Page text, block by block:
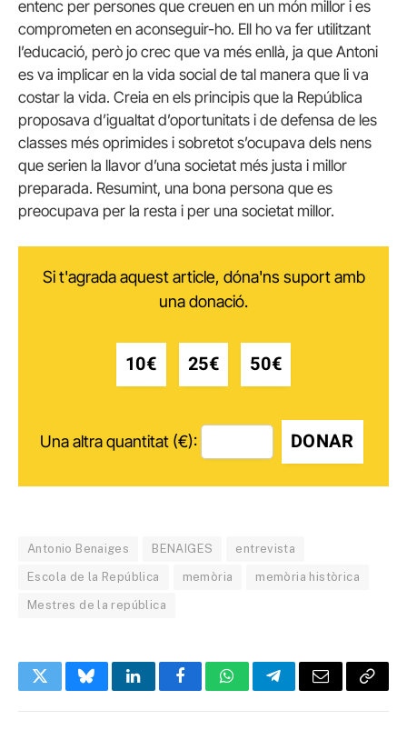
entenc per persones que creuen en un món millor i es
comprometen en aconseguir-ho. Ell ho va fer utilitzant
l’educació, però jo crec que va més enllà, ja que Antoni
es va implicar en la vida social de tal manera que li va
costar la vida. Creia en els principis que la República
proposava d’igualtat d’oportunitats i de defensa de les
classes més oprimides i sobretot s’ocupava dels nens
que serien la llavor d’una societat més justa i millor
preparada. Resumint, una bona persona que es
preocupava per la resta i per una societat millor.
Si t'agrada aquest article, dóna'ns suport amb
una donació.
10€ 25€ 50€
Una altra quantitat (€): DONAR
Antonio Benaiges BENAIGES entrevista
Escola de la República memòria memòria històrica
Mestres de la república
TwitterBlueskyLinkedInFacebookWhatsAppTelegramEmail Copy